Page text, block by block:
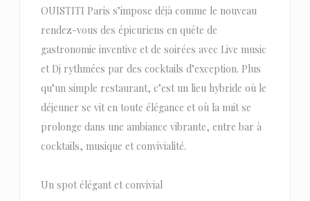
OUISTITI Paris s’impose déjà comme le nouveau
rendez-vous des épicuriens en quête de
gastronomie inventive et de soirées avec Live music
et Dj rythmées par des cocktails d’exception. Plus
qu’un simple restaurant, c’est un lieu hybride où le
déjeuner se vit en toute élégance et où la nuit se
prolonge dans une ambiance vibrante, entre bar à
cocktails, musique et convivialité.
Un spot élégant et convivial